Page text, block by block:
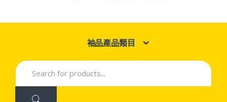
袖品產品類目
Search
for: